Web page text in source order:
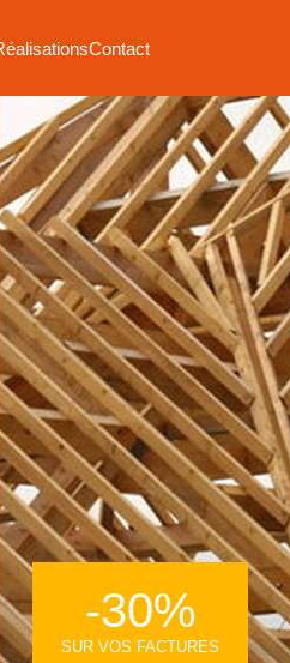
Contact
-30%
SUR VOS FACTURES